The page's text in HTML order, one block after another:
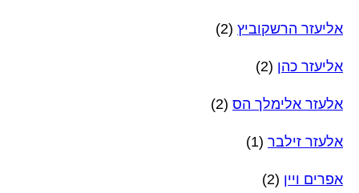
אליעזר הרשקוביץ (2)
אליעזר כהן (2)
אלעזר אלימלך הס (2)
אלעזר זילבר (1)
אפרים ויין (2)